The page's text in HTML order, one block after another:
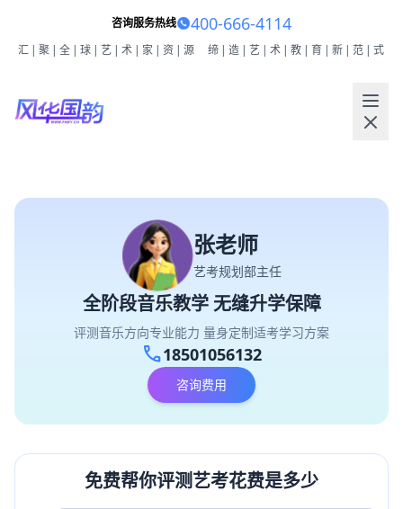
咨询服务热线 400-666-4114
汇|聚|全|球|艺|术|家|资|源 缔|造|艺|术|教|育|新|范|式
张老师
艺考规划部主任
全阶段音乐教学 无缝升学保障
评测音乐方向专业能力 量身定制适考学习方案
call18501056132
咨询费用
免费帮你评测艺考花费是多少